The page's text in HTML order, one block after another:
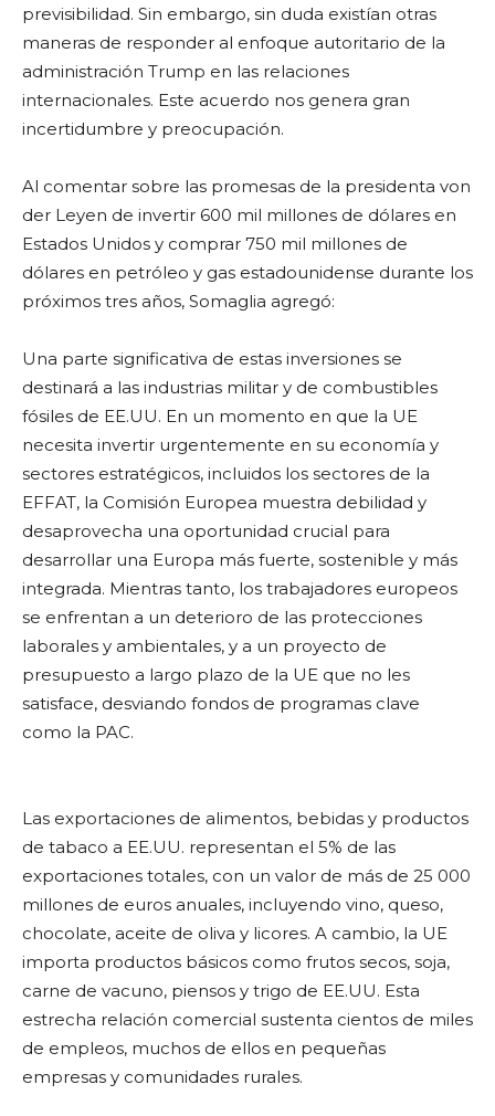
previsibilidad. Sin embargo, sin duda existían otras
maneras de responder al enfoque autoritario de la
administración Trump en las relaciones
internacionales. Este acuerdo nos genera gran
incertidumbre y preocupación.
Al comentar sobre las promesas de la presidenta von
der Leyen de invertir 600 mil millones de dólares en
Estados Unidos y comprar 750 mil millones de
dólares en petróleo y gas estadounidense durante los
próximos tres años, Somaglia agregó:
Una parte significativa de estas inversiones se
destinará a las industrias militar y de combustibles
fósiles de EE.UU. En un momento en que la UE
necesita invertir urgentemente en su economía y
sectores estratégicos, incluidos los sectores de la
EFFAT, la Comisión Europea muestra debilidad y
desaprovecha una oportunidad crucial para
desarrollar una Europa más fuerte, sostenible y más
integrada. Mientras tanto, los trabajadores europeos
se enfrentan a un deterioro de las protecciones
laborales y ambientales, y a un proyecto de
presupuesto a largo plazo de la UE que no les
satisface, desviando fondos de programas clave
como la PAC.
Las exportaciones de alimentos, bebidas y productos
de tabaco a EE.UU. representan el 5% de las
exportaciones totales, con un valor de más de 25 000
millones de euros anuales, incluyendo vino, queso,
chocolate, aceite de oliva y licores. A cambio, la UE
importa productos básicos como frutos secos, soja,
carne de vacuno, piensos y trigo de EE.UU. Esta
estrecha relación comercial sustenta cientos de miles
de empleos, muchos de ellos en pequeñas
empresas y comunidades rurales.